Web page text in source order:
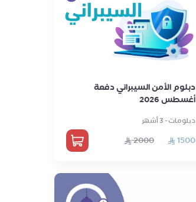
دبلوم الأمن السيبراني دفعة
أغسطس 2026
دبلومات - 3 أشهر
1500
2000